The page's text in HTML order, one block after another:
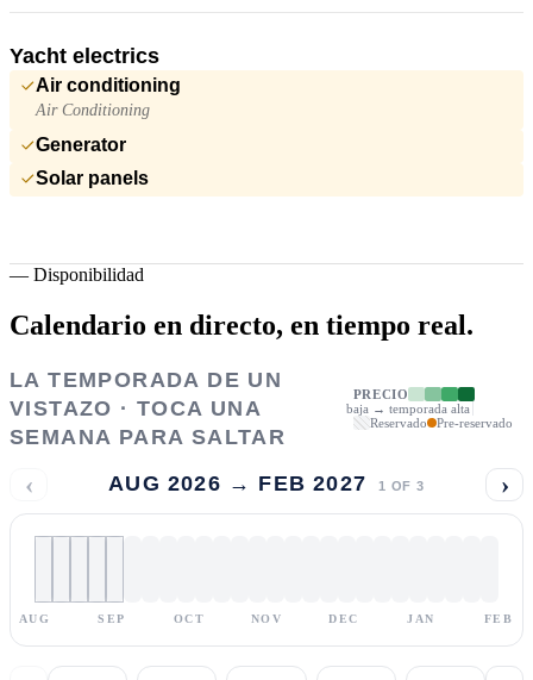
Yacht electrics
Air conditioning
Air Conditioning
Generator
Solar panels
— Disponibilidad
Calendario en directo, en tiempo real.
LA TEMPORADA DE UN
VISTAZO · TOCA UNA
SEMANA PARA SALTAR
PRECIO
baja → temporada alta
Reservado
Pre-reservado
‹ AUG 2026 → FEB 2027 1 OF 3 ›
AUG SEP OCT NOV DEC JAN FEB